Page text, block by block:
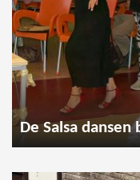
De Salsa